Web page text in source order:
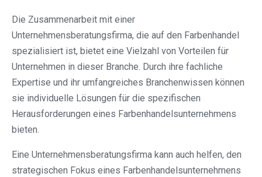
Die Zusammenarbeit mit einer
Unternehmensberatungsfirma, die auf den Farbenhandel
spezialisiert ist, bietet eine Vielzahl von Vorteilen für
Unternehmen in dieser Branche. Durch ihre fachliche
Expertise und ihr umfangreiches Branchenwissen können
sie individuelle Lösungen für die spezifischen
Herausforderungen eines Farbenhandelsunternehmens
bieten.
Eine Unternehmensberatungsfirma kann auch helfen, den
strategischen Fokus eines Farbenhandelsunternehmens